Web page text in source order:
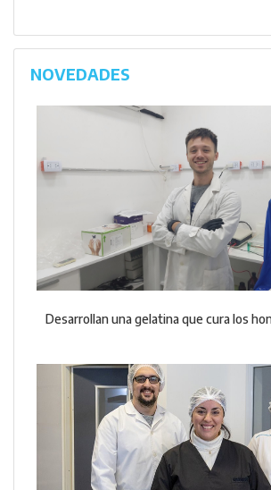
NOVEDADES
Desarrollan una gelatina que cura los